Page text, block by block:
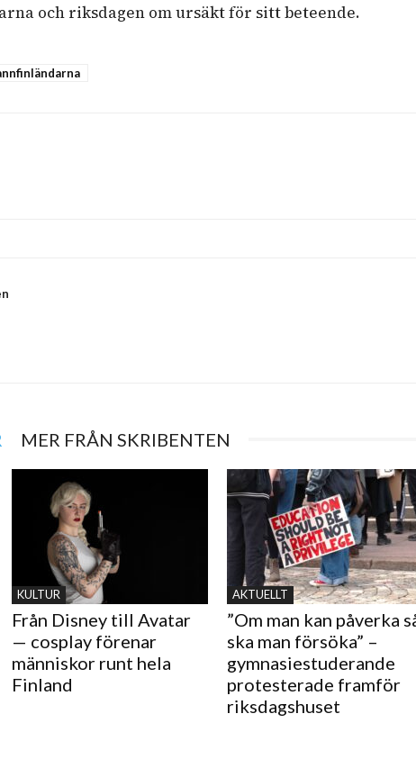
och riksdagen om ursäkt för sitt beteende.
MER FRÅN SKRIBENTEN
KULTUR
Från Disney till Avatar
— cosplay förenar
människor runt hela
Finland
AKTUELLT
”Om man kan påverka
ska man försöka” –
gymnasiestuderande
protesterade framför
riksdagshuset